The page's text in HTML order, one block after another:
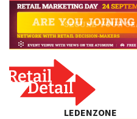
LEDENZONE